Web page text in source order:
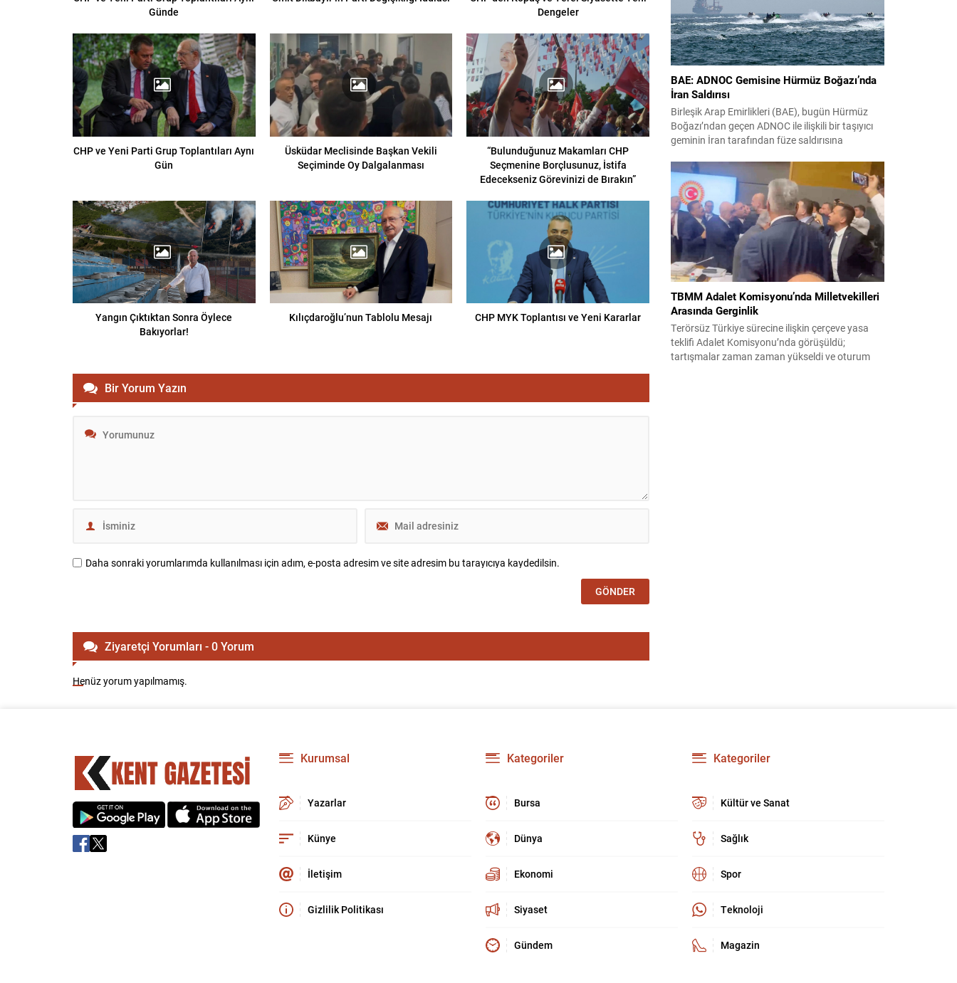
Günde
Dengeler
CHP ve Yeni Parti Grup Toplantıları Aynı
Gün
Üsküdar Meclisinde Başkan Vekili
Seçiminde Oy Dalgalanması
“Bulunduğunuz Makamları CHP
Seçmenine Borçlusunuz, İstifa
Edecekseniz Görevinizi de Bırakın”
Yangın Çıktıktan Sonra Öylece
Bakıyorlar!
Kılıçdaroğlu’nun Tablolu Mesajı CHP MYK Toplantısı ve Yeni Kararlar
Bir Yorum Yazın
Daha sonraki yorumlarımda kullanılması için adım, e-posta adresim ve site adresim bu tarayıcıya kaydedilsin.
Ziyaretçi Yorumları - 0 Yorum
Henüz yorum yapılmamış.
BAE: ADNOC Gemisine Hürmüz Boğazı’nda
İran Saldırısı
Birleşik Arap Emirlikleri (BAE), bugün Hürmüz
Boğazı’ndan geçen ADNOC ile ilişkili bir taşıyıcı
geminin İran tarafından füze saldırısına
alındığını bildirirken saldırıyı kınadı ve Tahran’ı
korsanlıkla suçladı. WAM ajansının aktardığı ilk
açıklamada, ADNOC’a ait bir geminin sabah
saatlerinde hedef alındığı belirtildi; ilerleyen
dakikalarda ise BAE...
TBMM Adalet Komisyonu’nda Milletvekilleri
Arasında Gerginlik
Terörsüz Türkiye sürecine ilişkin çerçeve yasa
teklifi Adalet Komisyonu’nda görüşüldü;
tartışmalar zaman zaman yükseldi ve oturum
Kurumsal
Yazarlar
Künye
İletişim
Gizlilik Politikası
Kategoriler
Bursa
Dünya
Ekonomi
Siyaset
Gündem
Kategoriler
Kültür ve Sanat
Sağlık
Spor
Teknoloji
Magazin